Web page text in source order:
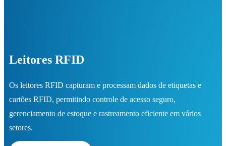
Leitores RFID
Os leitores RFID capturam e processam dados de etiquetas e
cartões RFID, permitindo controle de acesso seguro,
gerenciamento de estoque e rastreamento eficiente em vários
setores.